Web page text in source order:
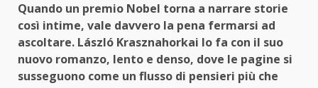
Quando un premio Nobel torna a narrare storie
così intime, vale davvero la pena fermarsi ad
ascoltare. László Krasznahorkai lo fa con il suo
nuovo romanzo, lento e denso, dove le pagine si
susseguono come un flusso di pensieri più che